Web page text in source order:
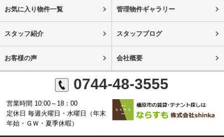
お気に入り物件一覧 管理物件ギャラリー
スタッフ紹介 スタッフブログ
お客様の声 会社概要
0744-48-3555
営業時間 10:00～18：00
定休日 毎週火曜日・水曜日（年末
年始・ＧＷ・夏季休暇）